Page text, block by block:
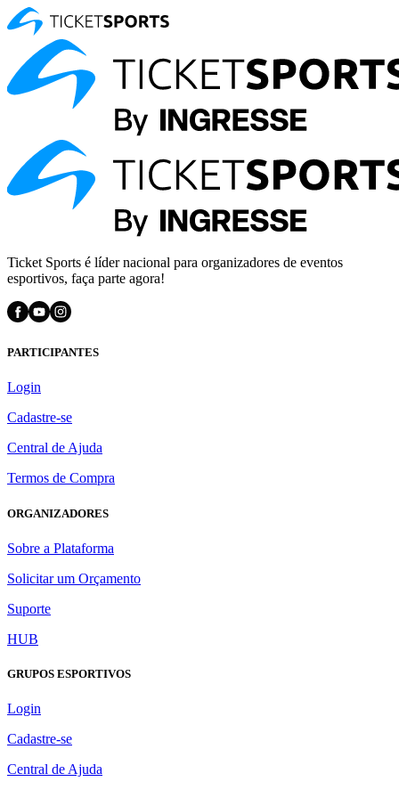
Ticket Sports é líder nacional para organizadores de eventos
esportivos, faça parte agora!
PARTICIPANTES
Login
Cadastre-se
Central de Ajuda
Termos de Compra
ORGANIZADORES
Sobre a Plataforma
Solicitar um Orçamento
Suporte
HUB
GRUPOS ESPORTIVOS
Login
Cadastre-se
Central de Ajuda